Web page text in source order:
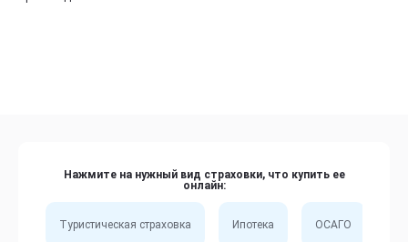
Нажмите на нужный вид страховки, что купить ее
онлайн:
Туристическая страховка Ипотека ОСАГО